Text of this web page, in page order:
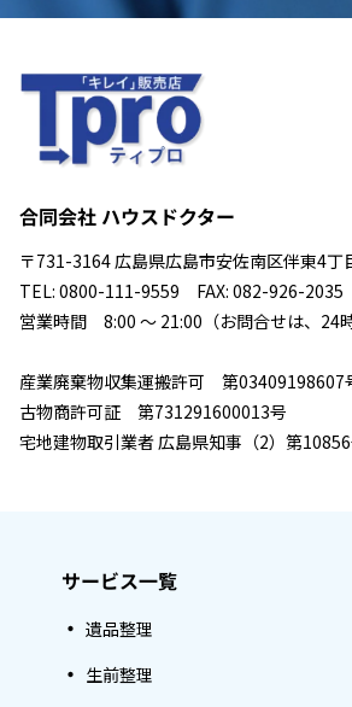
合同会社 ハウスドクター
〒731-3164 広島県広島市安佐南区伴東4丁
TEL: 0800-111-9559 FAX: 082-926-2035
営業時間 8:00 ～ 21:00（お問合せは、24
産業廃棄物収集運搬許可 第03409198607
古物商許可証 第731291600013号
宅地建物取引業者 広島県知事（2）第
サービス一覧
遺品整理
生前整理